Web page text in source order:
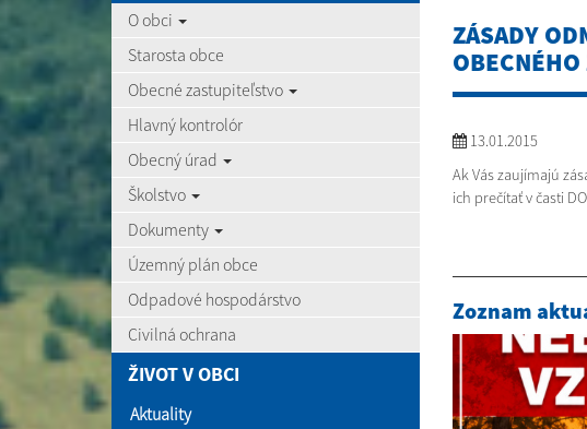
O obci
Starosta obce
Obecné zastupiteľstvo
Hlavný kontrolór
Obecný úrad
Školstvo
Dokumenty
Územný plán obce
Odpadové hospodárstvo
Civilná ochrana
ŽIVOT V OBCI
Aktuality
ZÁSADY
13.01.2015
Ak Vás zaujímajú
ich prečítať v časti
Zoznam